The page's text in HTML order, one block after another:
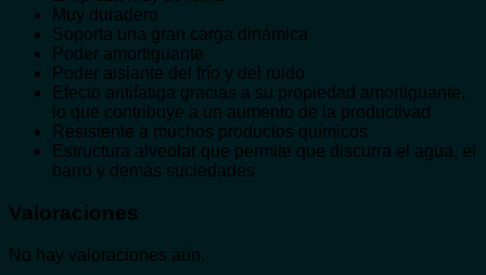
Muy duradero
Soporta una gran carga dinámica
Poder amortiguante
Poder aislante del frío y del ruido
Efecto antifatiga gracias a su propiedad amortiguante,
lo que contribuye a un aumento de la productivad
Resistente a muchos productos químicos
Estructura alveolar que permite que discurra el agua, el
barro y demás suciedades
Valoraciones
No hay valoraciones aún.